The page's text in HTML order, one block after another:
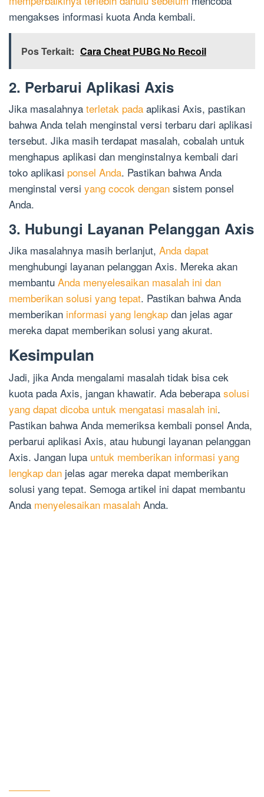
mengakses informasi kuota Anda kembali.
Pos Terkait: Cara Cheat PUBG No Recoil
2. Perbarui Aplikasi Axis
Jika masalahnya terletak pada aplikasi Axis, pastikan
bahwa Anda telah menginstal versi terbaru dari aplikasi
tersebut. Jika masih terdapat masalah, cobalah untuk
menghapus aplikasi dan menginstalnya kembali dari
toko aplikasi ponsel Anda. Pastikan bahwa Anda
menginstal versi yang cocok dengan sistem ponsel
Anda.
3. Hubungi Layanan Pelanggan Axis
Jika masalahnya masih berlanjut, Anda dapat
menghubungi layanan pelanggan Axis. Mereka akan
membantu Anda menyelesaikan masalah ini dan
memberikan solusi yang tepat. Pastikan bahwa Anda
memberikan informasi yang lengkap dan jelas agar
mereka dapat memberikan solusi yang akurat.
Kesimpulan
Jadi, jika Anda mengalami masalah tidak bisa cek
kuota pada Axis, jangan khawatir. Ada beberapa solusi
yang dapat dicoba untuk mengatasi masalah ini.
Pastikan bahwa Anda memeriksa kembali ponsel Anda,
perbarui aplikasi Axis, atau hubungi layanan pelanggan
Axis. Jangan lupa untuk memberikan informasi yang
lengkap dan jelas agar mereka dapat memberikan
solusi yang tepat. Semoga artikel ini dapat membantu
Anda menyelesaikan masalah Anda.